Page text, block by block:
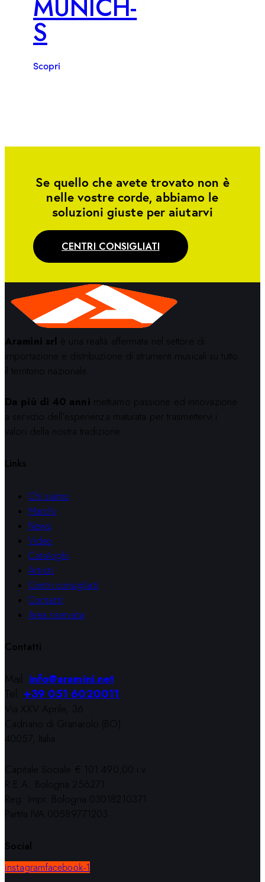
S
Scopri
Se quello che avete trovato non è
nelle vostre corde, abbiamo le
soluzioni giuste per aiutarvi
CENTRI CONSIGLIATI
Aramini srl è una realtà affermata nel settore di
importazione e distribuzione di strumenti musicali su tutto
il territorio nazionale.
Da più di 40 anni mettiamo passione ed innovazione
a servizio dell’esperienza maturata per trasmettervi i
valori della nostra tradizione.
Links
Chi siamo
Marchi
News
Video
Cataloghi
Artisti
Centri consigliati
Contatti
Area riservata
Contatti
Mail: info@aramini.net
Tel: +39 051 6020011
Via XXV Aprile, 36
Cadriano di Granarolo (BO)
40057, Italia
Capitale Sociale € 101.490,00 i.v.
R.E.A. Bologna 256271
Reg. Impr. Bologna 03018210371
Partita IVA 00589771203
Social
instagramfacebook-1